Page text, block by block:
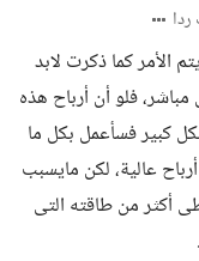
الأمر كما ذكرت لابد
فلو أن أرباح هذه
كبير فسأعمل بكل ما
عالية، لكن مايسبب
أكثر من طاقته التى